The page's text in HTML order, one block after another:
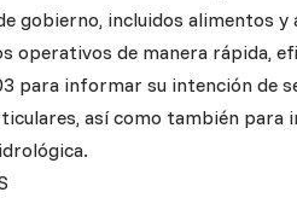
gobierno, incluidos alimentos y
operativos de manera rápida,
para informar su intención de
así como también para